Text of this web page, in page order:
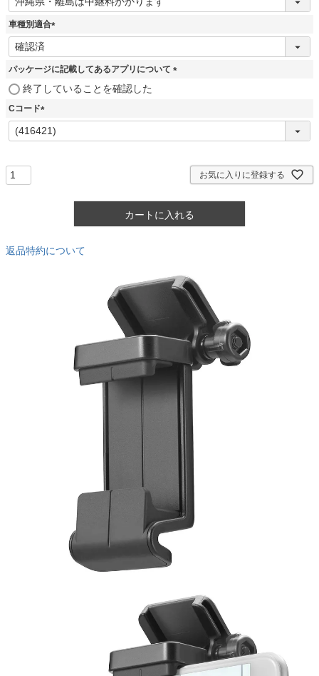
必
車種別適合
(
須
パッケージに記載してあるアプリについて
)
終了していることを確認した
Cコード
(
必
お気に入りに登録する
カートに入れる
返品特約について